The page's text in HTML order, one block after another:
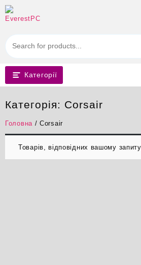
Перейти
до
Категорії
Категорія: Corsair
Головна / Corsair
Товарів, відповідних вашому